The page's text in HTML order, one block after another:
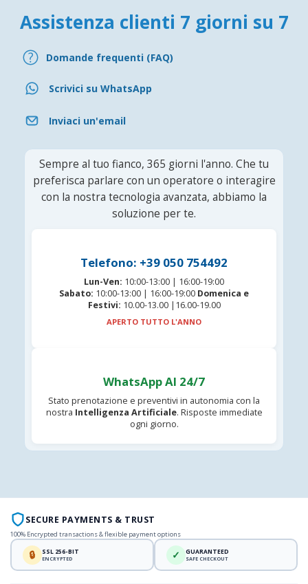
Assistenza clienti 7 giorni su 7
Domande frequenti (FAQ)
Scrivici su WhatsApp
Inviaci un'email
Sempre al tuo fianco, 365 giorni l'anno. Che tu
preferisca parlare con un operatore o interagire
con la nostra tecnologia avanzata, abbiamo la
soluzione per te.
Telefono: +39 050 754492
Lun-Ven: 10:00-13:00 | 16:00-19:00
Sabato: 10:00-13:00 | 16:00-19:00 Domenica e
Festivi: 10.00-13.00 |16.00-19.00
APERTO TUTTO L'ANNO
WhatsApp AI 24/7
Stato prenotazione e preventivi in autonomia con la
nostra Intelligenza Artificiale. Risposte immediate
ogni giorno.
SECURE PAYMENTS & TRUST
100% Encrypted transactions & flexible payment options
🔒 SSL 256-BIT
ENCRYPTED ✓ GUARANTEED
SAFE CHECKOUT